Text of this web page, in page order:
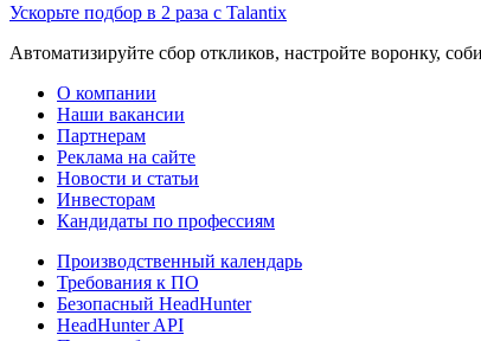
Ускорьте подбор в 2 раза с Talantix
Автоматизируйте сбор откликов, настройте воронку,
О компании
Наши вакансии
Партнерам
Реклама на сайте
Новости и статьи
Инвесторам
Кандидаты по профессиям
Производственный календарь
Требования к ПО
Безопасный HeadHunter
HeadHunter API